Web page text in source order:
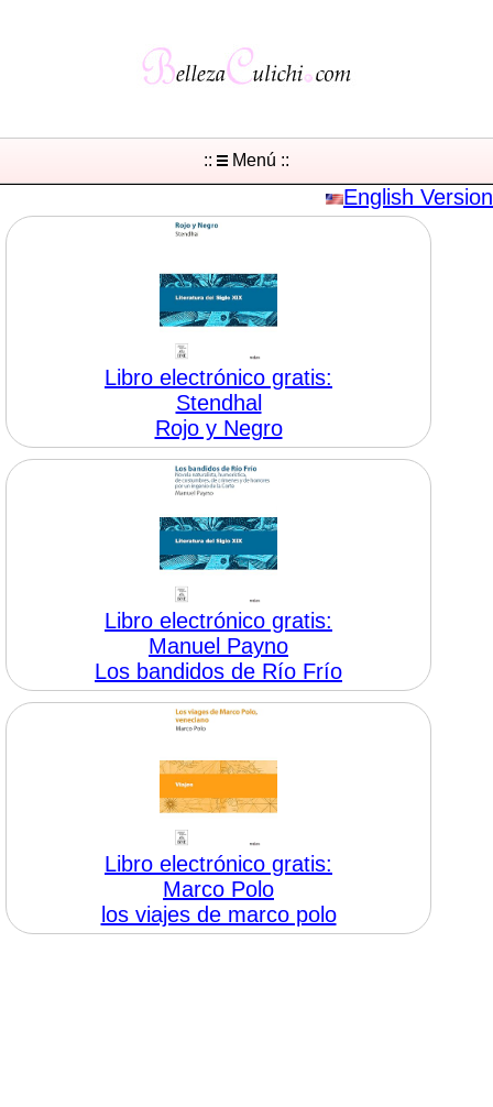
:: Menú ::
English Version
Libro electrónico gratis:
Stendhal
Rojo y Negro
Libro electrónico gratis:
Manuel Payno
Los bandidos de Río Frío
Libro electrónico gratis:
Marco Polo
los viajes de marco polo